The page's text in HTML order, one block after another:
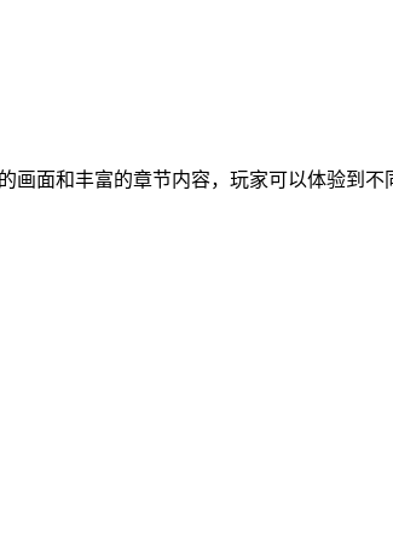
面和丰富的章节内容，玩家可以体验到不